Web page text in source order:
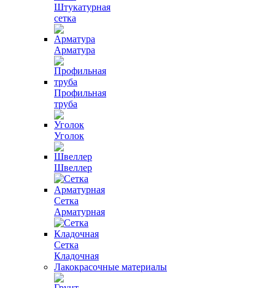
Штукатурная
сетка
Арматура
Профильная
труба
Уголок
Швеллер
Сетка
Арматурная
Сетка
Кладочная
Лакокрасочные материалы